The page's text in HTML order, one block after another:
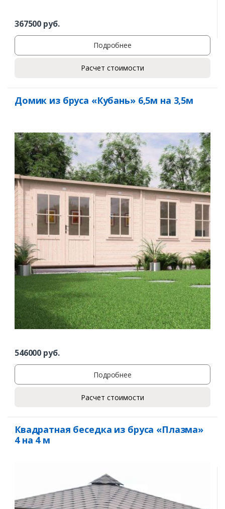
367500 руб.
Подробнее
Расчет стоимости
Домик из бруса «Кубань» 6,5м на 3,5м
546000 руб.
Подробнее
Расчет стоимости
Квадратная беседка из бруса «Плазма»
4 на 4 м